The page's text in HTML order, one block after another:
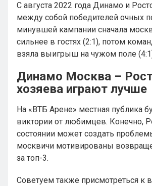
С августа 2022 года Динамо и
между собой победителей очных
минувшей кампании сначала
сильнее в гостях (2:1), потом
взяла выигрыш на чужом поле
Динамо Москва –
хозяева играют лучше
На «ВТБ Арене» местная публика
виктории от любимцев. Конечно,
состоянии может создать
москвичи мотивированы
за топ-3.
Советуем также присмотреться к